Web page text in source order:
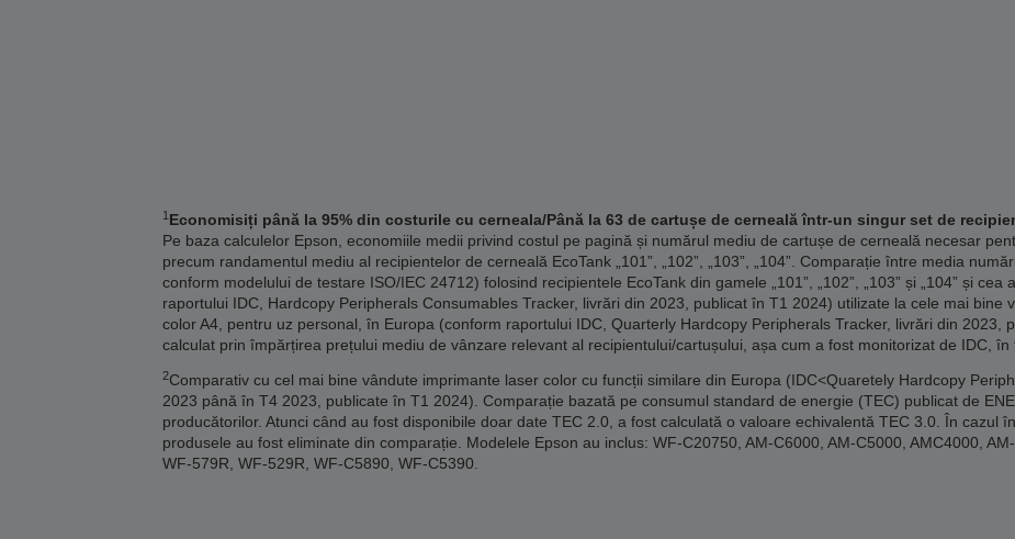
1Economisiți până la 95% din costurile cu cerneala/Până la 63 de cartușe de cerneală într-un singur set de
Pe baza calculelor Epson, economiile medii privind costul pe pagină și numărul mediu de cartușe de cerneală necesar
precum randamentul mediu al recipientelor de cerneală EcoTank „101”, „102”, „103”, „104”. Comparație între media
conform modelului de testare ISO/IEC 24712) folosind recipientele EcoTank din gamele „101”, „102”, „103” și „104” și
raportului IDC, Hardcopy Peripherals Consumables Tracker, livrări din 2023, publicat în T1 2024) utilizate la cele mai bine
color A4, pentru uz personal, în Europa (conform raportului IDC, Quarterly Hardcopy Peripherals Tracker, livrări din 2023,
calculat prin împărțirea prețului mediu de vânzare relevant al recipientului/cartușului, așa cum a fost monitorizat de IDC, în
2Comparativ cu cel mai bine vândute imprimante laser color cu funcții similare din Europa (IDC<Quaretely Hardcopy
2023 până în T4 2023, publicate în T1 2024). Comparație bazată pe consumul standard de energie (TEC) publicat de
producătorilor. Atunci când au fost disponibile doar date TEC 2.0, a fost calculată o valoare echivalentă TEC 3.0. În cazul
produsele au fost eliminate din comparație. Modelele Epson au inclus: WF-C20750, AM-C6000, AM-C5000, AMC4000,
WF-579R, WF-529R, WF-C5890, WF-C5390.